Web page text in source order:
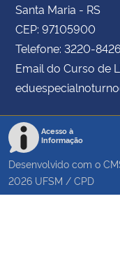
Santa Maria - RS
CEP: 97105900
Telefone: 3220-8426
Email do Curso de
Acesso à
Informação
Desenvolvido com o
2026 UFSM / CPD